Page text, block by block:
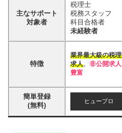
主なサポート
対象者
税理士
税務スタッフ
科目合格者
未経験者
特徴
業界最大級の税
求人。 非公開求
豊富
簡単登録
(無料)
ヒュープロ